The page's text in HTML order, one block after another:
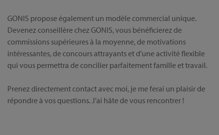
GONIS propose également un modèle commercial unique.
Devenez conseillère chez GONIS, vous bénéficierez de
commissions supérieures à la moyenne, de motivations
intéressantes, de concours attrayants et d'une activité flexible
qui vous permettra de concilier parfaitement famille et travail.
Prenez directement contact avec moi, je me ferai un plaisir de
répondre à vos questions. J’ai hâte de vous rencontrer !